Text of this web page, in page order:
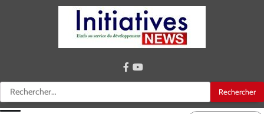
Rechercher :
facebook
youtube